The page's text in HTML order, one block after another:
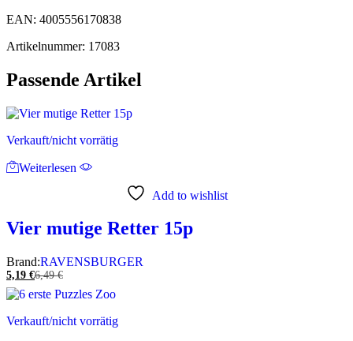
EAN: 4005556170838
Artikelnummer: 17083
Passende Artikel
Verkauft/nicht vorrätig
Weiterlesen
Add to wishlist
Vier mutige Retter 15p
Brand:RAVENSBURGER
5,19 €6,49€
Verkauft/nicht vorrätig